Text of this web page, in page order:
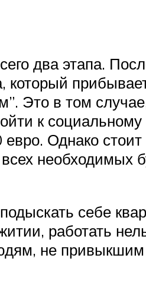
два этапа.
Это в том
к
Однако
необходимых
себе
работать
не привыкшим